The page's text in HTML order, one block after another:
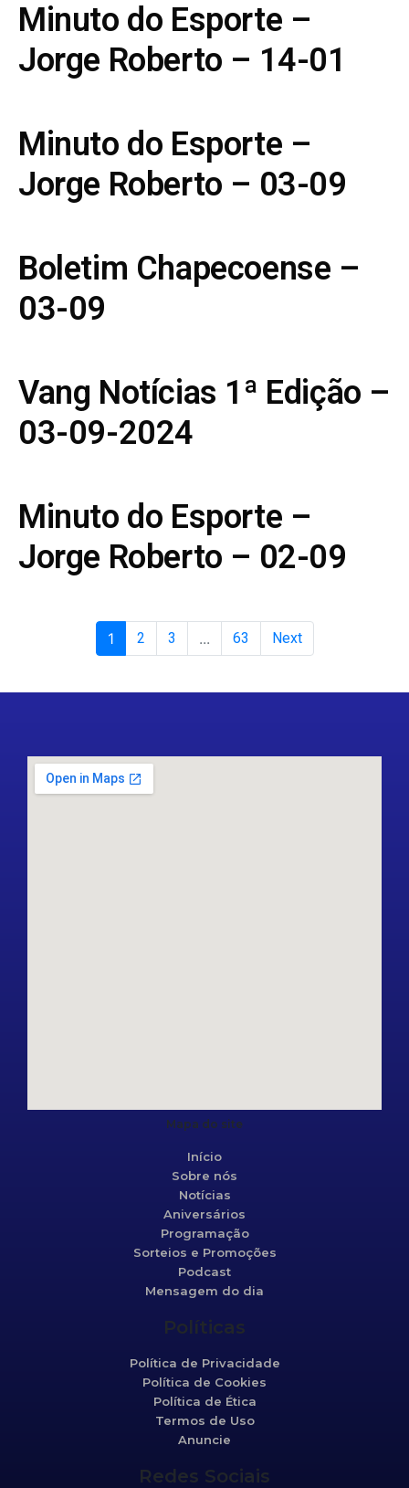
Minuto do Esporte –
Jorge Roberto – 14-01
Minuto do Esporte –
Jorge Roberto – 03-09
Boletim Chapecoense –
03-09
Vang Notícias 1ª Edição –
03-09-2024
Minuto do Esporte –
Jorge Roberto – 02-09
1 2 3 ... 63 Next
Mapa do site
Início
Sobre nós
Notícias
Aniversários
Programação
Sorteios e Promoções
Podcast
Mensagem do dia
Políticas
Política de Privacidade
Política de Cookies
Política de Ética
Termos de Uso
Anuncie
Redes Sociais